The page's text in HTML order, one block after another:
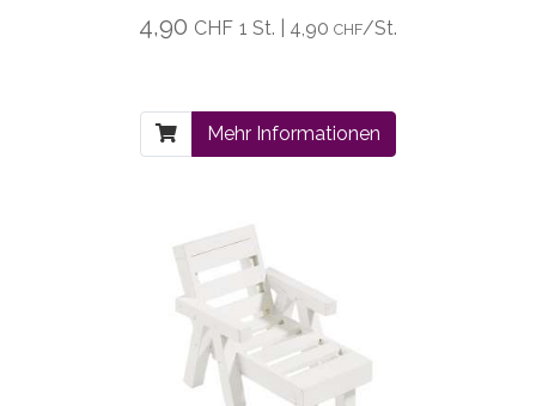
4,90 CHF 1 St. | 4,90 CHF/St.
Mehr Informationen